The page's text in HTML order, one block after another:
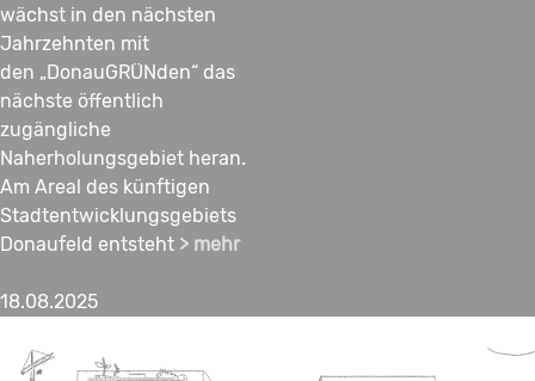
wächst in den nächsten
Jahrzehnten mit
den „DonauGRÜNden“ das
nächste öffentlich
zugängliche
Naherholungsgebiet heran.
Am Areal des künftigen
Stadtentwicklungsgebiets
Donaufeld entsteht > mehr
18.08.2025